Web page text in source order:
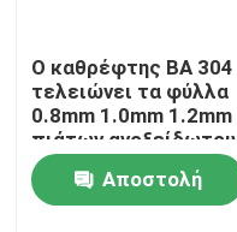
Σπίτι
Ο καθρέφτης BA 304
τελειώνει τα φύλλα
0.8mm 1.0mm 1.2mm
πιάτων ανοξείδωτου
Αποστολή